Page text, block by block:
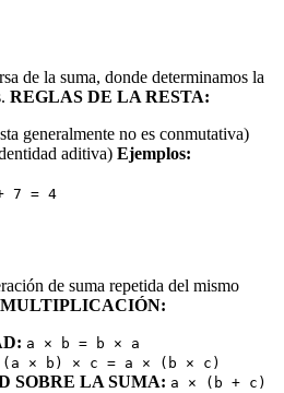
de la suma, donde determinamos la
REGLAS DE LA RESTA:
generalmente no es conmutativa)
aditiva) Ejemplos:
7 = 4
de suma repetida del mismo
a × b = b × a
(a × b) × c = a × (b × c)
SOBRE LA SUMA: a × (b + c)